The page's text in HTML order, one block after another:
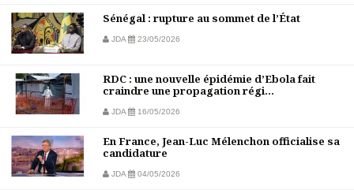
Sénégal : rupture au sommet de l’État
JDA 23/05/2026
RDC : une nouvelle épidémie d’Ebola fait
craindre une propagation régi...
JDA 16/05/2026
En France, Jean-Luc Mélenchon officialise sa
candidature
JDA 04/05/2026